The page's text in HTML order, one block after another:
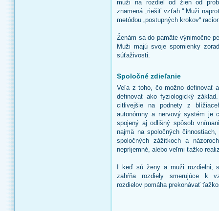
muži na rozdiel od žien od
znamená „riešiť vzťah.“ Muži
metódou „postupných krokov“
Ženám sa do pamäte výnimočne
Muži majú svoje spomienky
súťaživosti.
Spoločné zdieľanie
Veľa z toho, čo možno definovať
definovať ako fyziologický
citlivejšie na podnety z
autonómny a nervový systém je
spojený aj odlišný spôsob
najmä na spoločných
spoločných zážitkoch a
nepríjemné, alebo veľmi ťažko
I keď sú ženy a muži rozdielni,
zahŕňa rozdiely smerujúce k
rozdielov pomáha prekonávať